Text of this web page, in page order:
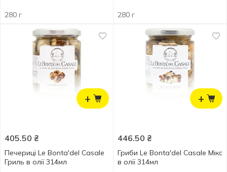
280 г 280 г
+
405.50 ₴
Печериці Le Bonta'del Casale
Гриль в олії 314мл
+
446.50 ₴
Гриби Le Bonta'del Casale Мікс
в олії 314мл